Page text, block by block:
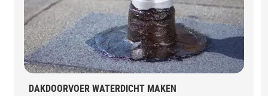
DAKDOORVOER WATERDICHT MAKEN